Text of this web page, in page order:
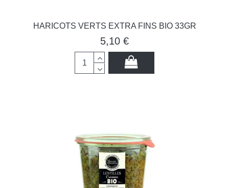
HARICOTS VERTS EXTRA FINS BIO 33GR
5,10 €